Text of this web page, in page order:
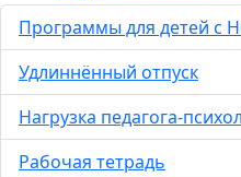
Программы для детей с
Удлиннённый отпуск
Нагрузка педагога-
Рабочая тетрадь